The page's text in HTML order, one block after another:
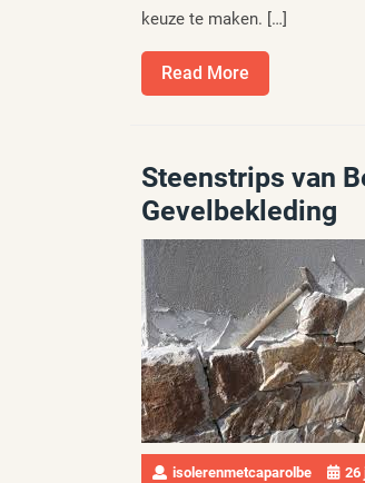
keuze te maken. […]
Read More
More
Steenstrips van
Gevelbekleding
isolerenmetcaparolbe 26